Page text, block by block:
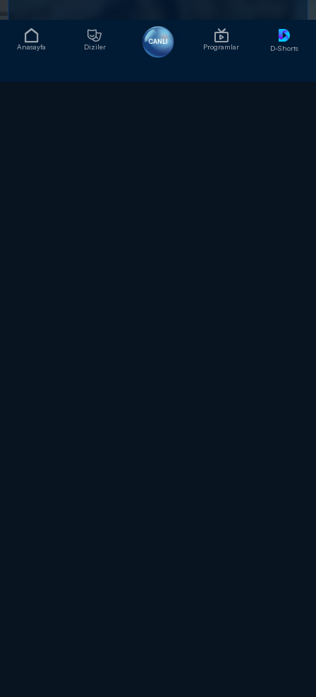
Anasayfa Diziler
CANLI
Programlar D-Shorts